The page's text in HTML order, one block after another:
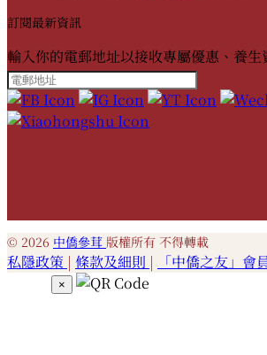
訂閱最新資訊
輸入你的電郵地址以接收專屬優惠、養生
Please
empty.
© 2026 中僑參茸 版權所有 不得轉載
私隱政策 | 條款及細則 | 「中僑之友」會
×